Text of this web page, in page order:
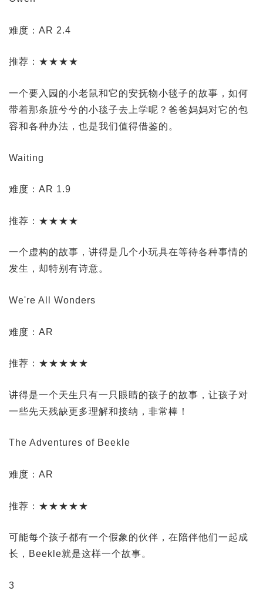
难度：AR 2.4
推荐：★★★★
一个要入园的小老鼠和它的安抚物小毯子的故事，如何
带着那条脏兮兮的小毯子去上学呢？爸爸妈妈对它的包
容和各种办法，也是我们值得借鉴的。
Waiting
难度：AR 1.9
推荐：★★★★
一个虚构的故事，讲得是几个小玩具在等待各种事情的
发生，却特别有诗意。
We're All Wonders
难度：AR
推荐：★★★★★
讲得是一个天生只有一只眼睛的孩子的故事，让孩子对
一些先天残缺更多理解和接纳，非常棒！
The Adventures of Beekle
难度：AR
推荐：★★★★★
可能每个孩子都有一个假象的伙伴，在陪伴他们一起成
长，Beekle就是这样一个故事。
3